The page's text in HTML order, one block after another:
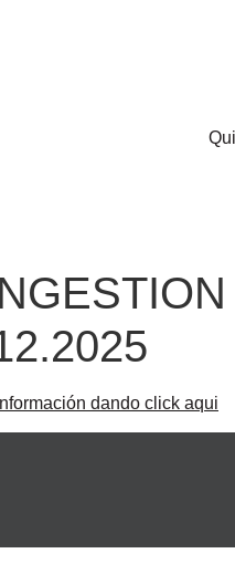
dando click aqui